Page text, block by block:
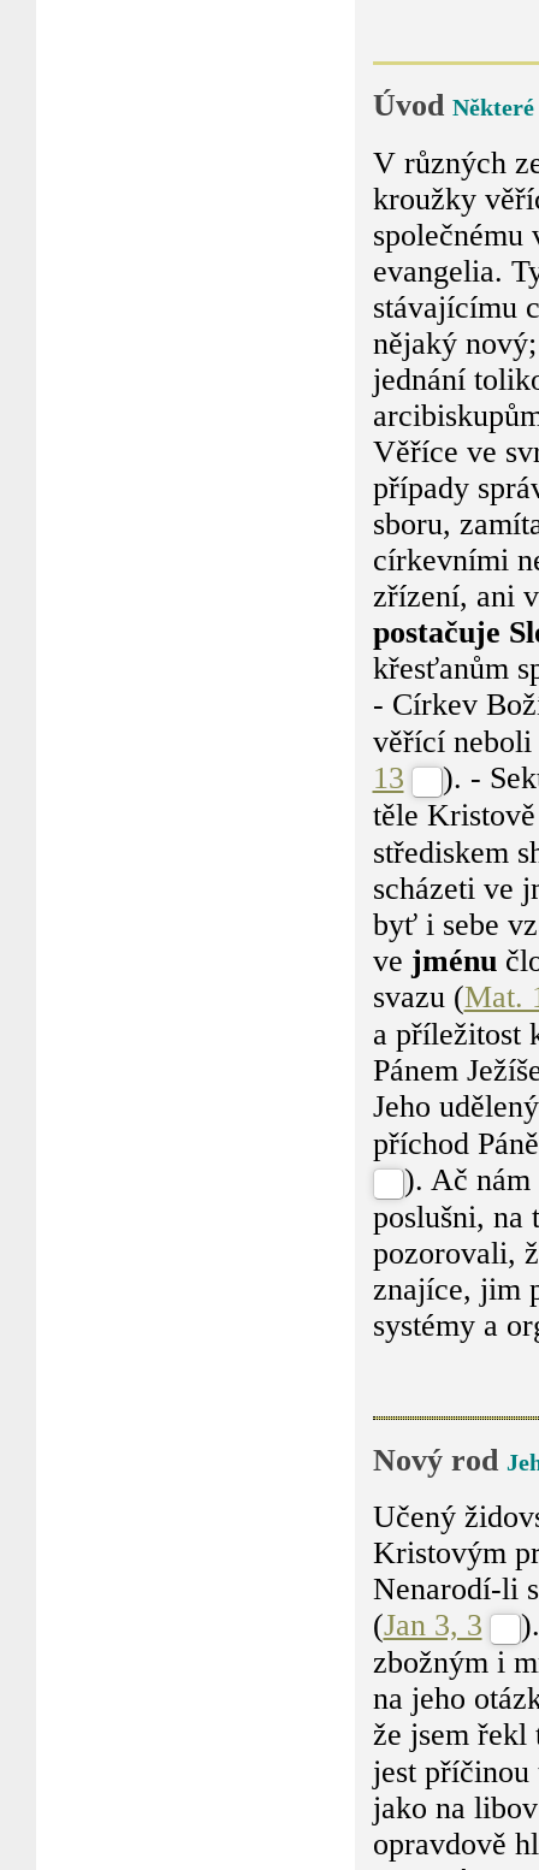
Úvod
V různých
kroužky
společnému
evangelia.
stávajícímu
nějaký
jednání
Věříce ve
případy
sboru,
církevními
zřízení, ani
postačuje
křesťanům
- Církev
věřící
13
). -
těle
střediskem
scházeti ve
byť i sebe
ve jménu
svazu (Mat.
a příležitost
Pánem
Jeho
příchod
). Ač nám
poslušni, na
pozorovali,
znajíce, jim
systémy a
Nový rod
Učený
Kristovým
Nenarodí-li
(Jan 3, 3
zbožným i
na jeho
že jsem
jest
jako na
opravdově